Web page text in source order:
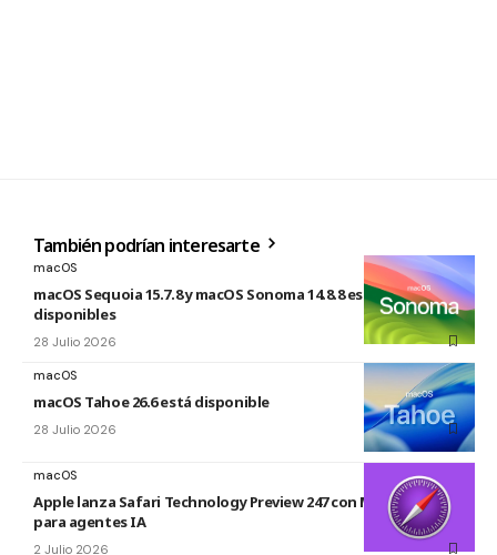
También podrían interesarte
macOS
macOS Sequoia 15.7.8 y macOS Sonoma 14.8.8 están
disponibles
28 Julio 2026
macOS
macOS Tahoe 26.6 está disponible
28 Julio 2026
macOS
Apple lanza Safari Technology Preview 247 con MCP Server
para agentes IA
2 Julio 2026